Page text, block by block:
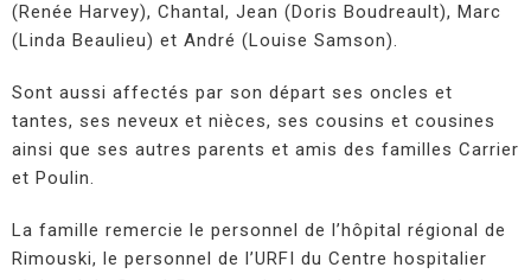
(Renée Harvey), Chantal, Jean (Doris Boudreault), Marc
(Linda Beaulieu) et André (Louise Samson).
Sont aussi affectés par son départ ses oncles et
tantes, ses neveux et nièces, ses cousins et cousines
ainsi que ses autres parents et amis des familles Carrier
et Poulin.
La famille remercie le personnel de l’hôpital régional de
Rimouski, le personnel de l’URFI du Centre hospitalier